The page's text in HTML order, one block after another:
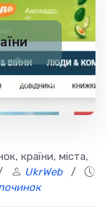
✅ 200
країни, міста,
UkrWeb/